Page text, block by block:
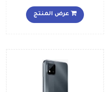
عرض المنتج